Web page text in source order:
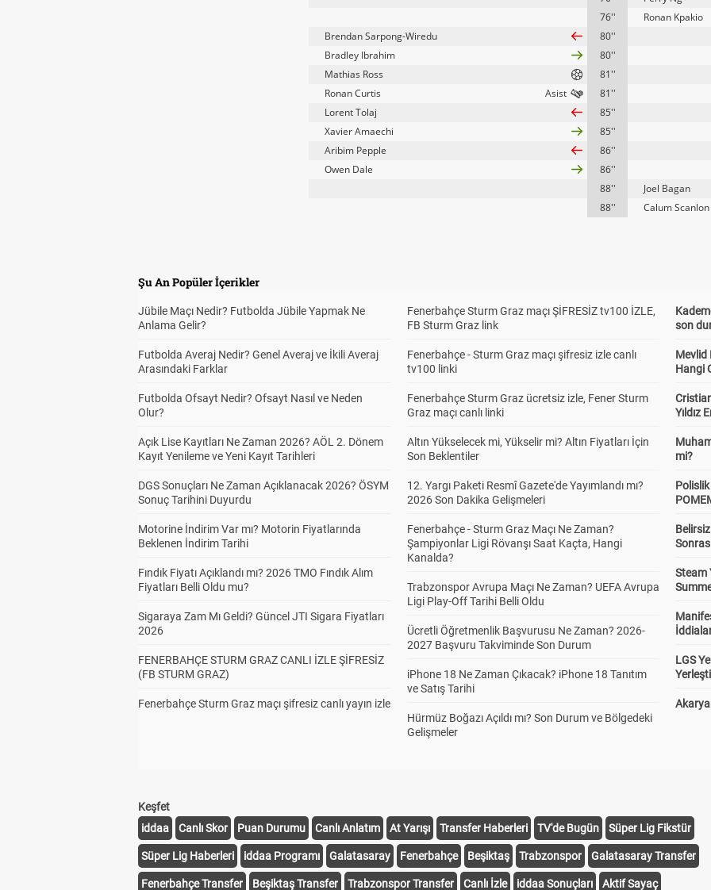
76''
Ronan Kpakio
Brendan Sarpong-Wiredu
80''
Bradley Ibrahim
80''
Mathias Ross
81''
Ronan Curtis
81''
Lorent Tolaj
85''
Xavier Amaechi
85''
Aribim Pepple
86''
Owen Dale
86''
88''
Joel Bagan
88''
Calum Scanlon
Şu An Popüler İçerikler
Jübile Maçı Nedir? Futbolda Jübile Yapmak Ne
Anlama Gelir?
Futbolda Averaj Nedir? Genel Averaj ve İkili Averaj
Arasındaki Farklar
Futbolda Ofsayt Nedir? Ofsayt Nasıl ve Neden
Olur?
Açık Lise Kayıtları Ne Zaman 2026? AÖL 2. Dönem
Kayıt Yenileme ve Yeni Kayıt Tarihleri
DGS Sonuçları Ne Zaman Açıklanacak 2026? ÖSYM
Sonuç Tarihini Duyurdu
Motorine İndirim Var mı? Motorin Fiyatlarında
Beklenen İndirim Tarihi
Fındık Fiyatı Açıklandı mı? 2026 TMO Fındık Alım
Fiyatları Belli Oldu mu?
Sigaraya Zam Mı Geldi? Güncel JTI Sigara Fiyatları
2026
FENERBAHÇE STURM GRAZ CANLI İZLE ŞİFRESİZ
(FB STURM GRAZ)
Fenerbahçe Sturm Graz maçı şifresiz canlı yayın izle
Fenerbahçe Sturm Graz maçı ŞİFRESİZ tv100 İZLE,
FB Sturm Graz link
Fenerbahçe - Sturm Graz maçı şifresiz izle canlı
tv100 linki
Fenerbahçe Sturm Graz ücretsiz izle, Fener Sturm
Graz maçı canlı linki
Altın Yükselecek mi, Yükselir mi? Altın Fiyatları İçin
Son Beklentiler
12. Yargı Paketi Resmî Gazete'de Yayımlandı mı?
2026 Son Dakika Gelişmeleri
Fenerbahçe - Sturm Graz Maçı Ne Zaman?
Şampiyonlar Ligi Rövanşı Saat Kaçta, Hangi
Kanalda?
Trabzonspor Avrupa Maçı Ne Zaman? UEFA Avrupa
Ligi Play-Off Tarihi Belli Oldu
Ücretli Öğretmenlik Başvurusu Ne Zaman? 2026-
2027 Başvuru Takviminde Son Durum
iPhone 18 Ne Zaman Çıkacak? iPhone 18 Tanıtım
ve Satış Tarihi
Hürmüz Boğazı Açıldı mı? Son Durum ve Bölgedeki
Gelişmeler
son
Mevlid
Hangi
Yıldız
mi?
Steam
LGS
Keşfet
iddaa
Canlı Skor Puan Durumu Canlı Anlatım At Yarışı Transfer Haberleri TV'de Bugün Süper Lig Fikstür
Süper Lig Haberleri iddaa Programı Galatasaray Fenerbahçe Beşiktaş Trabzonspor Galatasaray Transfer
Fenerbahçe Transfer Beşiktaş Transfer Trabzonspor Transfer Canlı İzle iddaa Sonuçları Aktif Sayaç